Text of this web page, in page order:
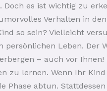
es ist wichtig zu
Verhalten in
so sein? Vielleicht
Leben. Der
– auch vor
zu lernen. Wenn Ihr
Phase abtun.